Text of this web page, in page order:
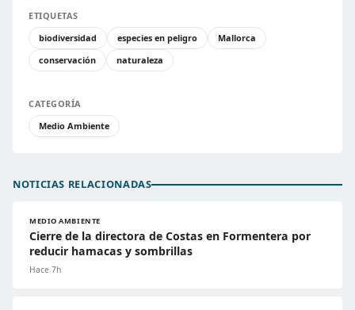
ETIQUETAS
biodiversidad
especies en peligro
Mallorca
conservación
naturaleza
CATEGORÍA
Medio Ambiente
NOTICIAS RELACIONADAS
MEDIO AMBIENTE
Cierre de la directora de Costas en Formentera por
reducir hamacas y sombrillas
Hace 7h